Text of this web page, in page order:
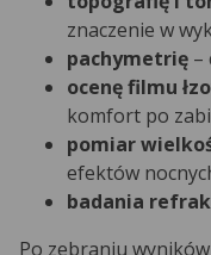
znaczenie w
pachymetrię –
ocenę filmu
komfort po
pomiar
efektów
badania
Po zebraniu